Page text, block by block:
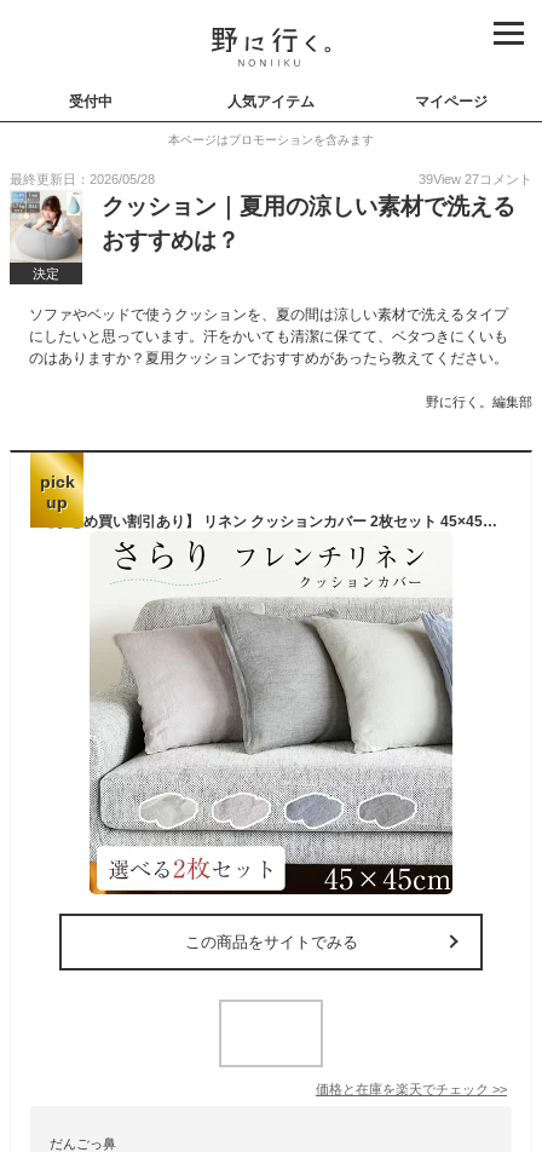
受付中 人気アイテム マイページ
本ページはプロモーションを含みます
最終更新日：2026/05/28 39View 27コメント
決定
クッション｜夏用の涼しい素材で洗える
おすすめは？
ソファやベッドで使うクッションを、夏の間は涼しい素材で洗えるタイプ
にしたいと思っています。汗をかいても清潔に保てて、ベタつきにくいも
のはありますか？夏用クッションでおすすめがあったら教えてください。
野に行く。編集部
pick
up
【まとめ買い割引あり】 リネン クッションカバー 2枚セット 45×45cm リネン 冷感 夏用 涼しい 洗える 汗 麻「フレンチリネン クッションカバー」クール おしゃれ 抗菌 防臭「メール便送料無料」 プレゼント 実用的
この商品をサイトでみる
価格と在庫を楽天でチェック >>
だんごっ鼻